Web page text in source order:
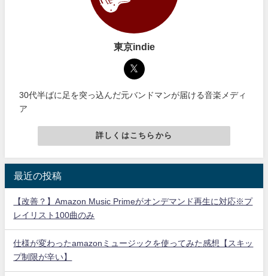
東京indie
30代半ばに足を突っ込んだ元バンドマンが届ける音楽メディ
ア
詳しくはこちらから
最近の投稿
【改善？】Amazon Music Primeがオンデマンド再生に対応※プ
レイリスト100曲のみ
仕様が変わったamazonミュージックを使ってみた感想【スキッ
プ制限が辛い】